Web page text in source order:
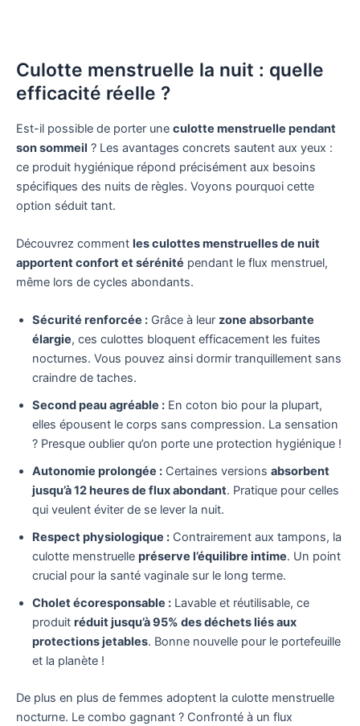
Culotte menstruelle la nuit : quelle
efficacité réelle ?
Est-il possible de porter une culotte menstruelle pendant
son sommeil ? Les avantages concrets sautent aux yeux :
ce produit hygiénique répond précisément aux besoins
spécifiques des nuits de règles. Voyons pourquoi cette
option séduit tant.
Découvrez comment les culottes menstruelles de nuit
apportent confort et sérénité pendant le flux menstruel,
même lors de cycles abondants.
Sécurité renforcée : Grâce à leur zone absorbante
élargie, ces culottes bloquent efficacement les fuites
nocturnes. Vous pouvez ainsi dormir tranquillement sans
craindre de taches.
Second peau agréable : En coton bio pour la plupart,
elles épousent le corps sans compression. La sensation
? Presque oublier qu’on porte une protection hygiénique !
Autonomie prolongée : Certaines versions absorbent
jusqu’à 12 heures de flux abondant. Pratique pour celles
qui veulent éviter de se lever la nuit.
Respect physiologique : Contrairement aux tampons, la
culotte menstruelle préserve l’équilibre intime. Un point
crucial pour la santé vaginale sur le long terme.
Cholet écoresponsable : Lavable et réutilisable, ce
produit réduit jusqu’à 95% des déchets liés aux
protections jetables. Bonne nouvelle pour le portefeuille
et la planète !
De plus en plus de femmes adoptent la culotte menstruelle
nocturne. Le combo gagnant ? Confronté à un flux